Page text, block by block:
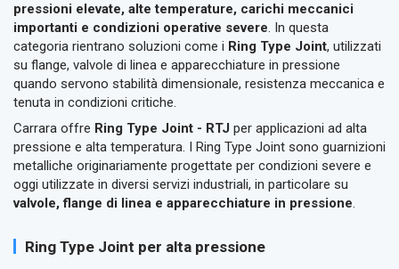
pressioni elevate, alte temperature, carichi meccanici
importanti e condizioni operative severe. In questa
categoria rientrano soluzioni come i Ring Type Joint, utilizzati
su flange, valvole di linea e apparecchiature in pressione
quando servono stabilità dimensionale, resistenza meccanica e
tenuta in condizioni critiche.
Carrara offre Ring Type Joint - RTJ per applicazioni ad alta
pressione e alta temperatura. I Ring Type Joint sono guarnizioni
metalliche originariamente progettate per condizioni severe e
oggi utilizzate in diversi servizi industriali, in particolare su
valvole, flange di linea e apparecchiature in pressione.
Ring Type Joint per alta pressione